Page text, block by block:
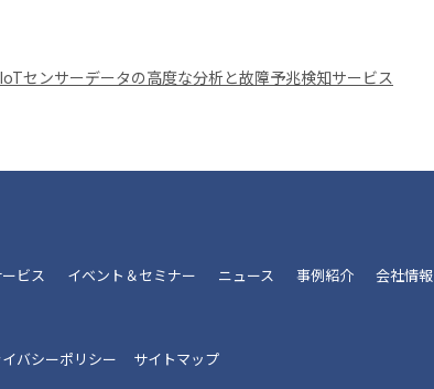
センサーデータの高度な分析と故障予兆検知サービス
ビス イベント＆セミナー ニュース 事例紹介 会社情報
バシーポリシー サイトマップ